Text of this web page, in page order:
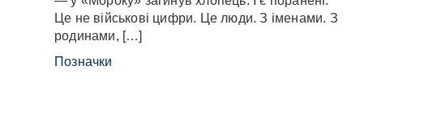
Це не військові цифри. Це люди. З іменами. З
родинами, […]
Позначки